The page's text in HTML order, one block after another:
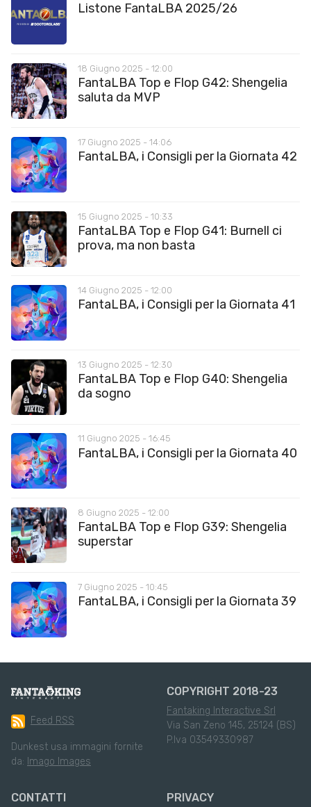
Listone FantaLBA 2025/26
18 Giugno 2025 - 12:00
FantaLBA Top e Flop G42: Shengelia
saluta da MVP
17 Giugno 2025 - 14:06
FantaLBA, i Consigli per la Giornata 42
15 Giugno 2025 - 10:33
FantaLBA Top e Flop G41: Burnell ci
prova, ma non basta
14 Giugno 2025 - 12:00
FantaLBA, i Consigli per la Giornata 41
13 Giugno 2025 - 12:30
FantaLBA Top e Flop G40: Shengelia
da sogno
11 Giugno 2025 - 16:45
FantaLBA, i Consigli per la Giornata 40
8 Giugno 2025 - 12:00
FantaLBA Top e Flop G39: Shengelia
superstar
7 Giugno 2025 - 10:45
FantaLBA, i Consigli per la Giornata 39
Feed RSS
Dunkest usa immagini fornite
da: Imago Images
COPYRIGHT 2018-23
Fantaking Interactive Srl
Via San Zeno 145, 25124 (BS)
P.Iva 03549330987
CONTATTI PRIVACY